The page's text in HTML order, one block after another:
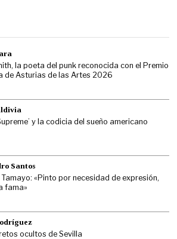
la poeta del punk reconocida con el Premio
de Asturias de las Artes 2026
y la codicia del sueño americano
Santos
«Pinto por necesidad de expresión,
fama»
ocultos de Sevilla